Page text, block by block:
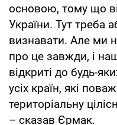
основою, тому що
України. Тут треба
визнавати. Але ми
про це завжди, і
відкриті до будь-
усіх країн, які
територіальну
– сказав Єрмак.